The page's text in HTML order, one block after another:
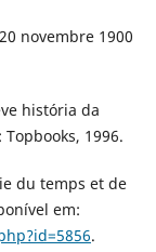
novembre 1900
história da
1996.
du temps et de
em:
.